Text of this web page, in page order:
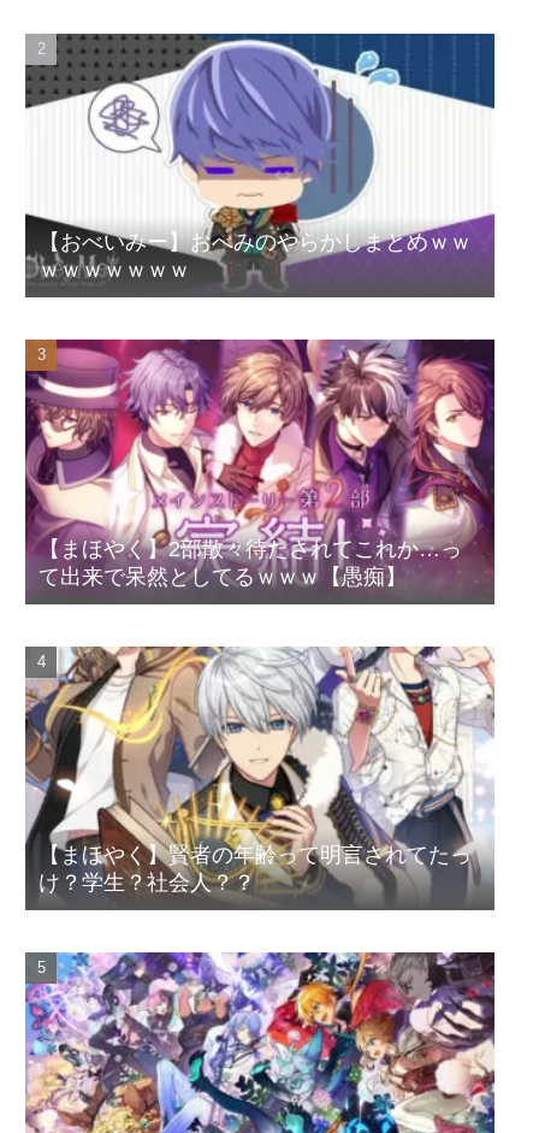
【おべいみー】おべみのやらかしまとめｗｗ
ｗｗｗｗｗｗｗ
【まほやく】2部散々待たされてこれか…っ
て出来で呆然としてるｗｗｗ【愚痴】
【まほやく】賢者の年齢って明言されてたっ
け？学生？社会人？？